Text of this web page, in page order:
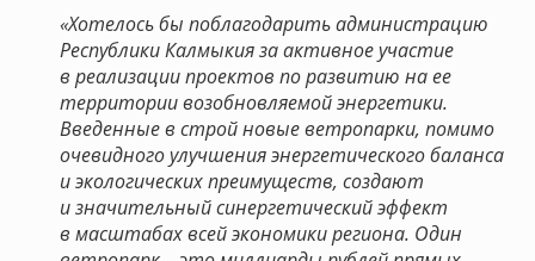
«Хотелось бы поблагодарить администрацию
Республики Калмыкия за активное участие
в реализации проектов по развитию на ее
территории возобновляемой энергетики.
Введенные в строй новые ветропарки, помимо
очевидного улучшения энергетического баланса
и экологических преимуществ, создают
и значительный синергетический эффект
в масштабах всей экономики региона. Один